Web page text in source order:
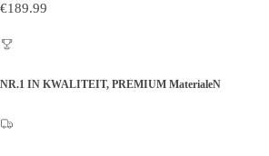
€189.99
NR.1 IN KWALITEIT, PREMIUM MaterialeN